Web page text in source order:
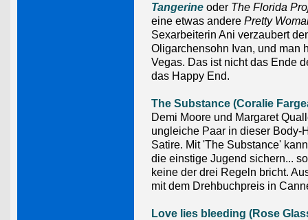
Tangerine oder The Florida
eine etwas andere Pretty
Sexarbeiterin Ani verzaubert
Oligarchensohn Ivan, und man
Vegas. Das ist nicht das Ende
das Happy End.
The Substance (Coralie
Demi Moore und Margaret
ungleiche Paar in dieser Body-
Satire. Mit 'The Substance'
die einstige Jugend sichern...
keine der drei Regeln bricht.
mit dem Drehbuchpreis in
Love lies bleeding (Rose